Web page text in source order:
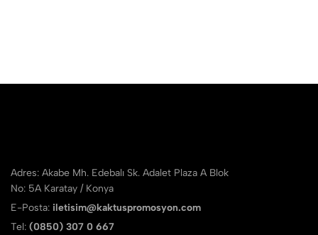
Adres: Akabe Mh. Edebalı Sk. Adalet Plaza A Blok
No: 5A Karatay / Konya
E-Posta: iletisim@kaktuspromosyon.com
Tel: (0850) 307 0 667